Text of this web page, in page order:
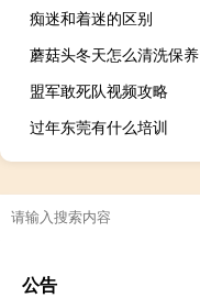
痴迷和着迷的区别
蘑菇头冬天怎么清洗保养
盟军敢死队视频攻略
过年东莞有什么培训
公告